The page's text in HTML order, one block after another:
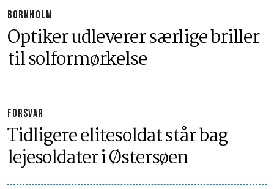
BORNHOLM
Optiker udleverer særlige briller
til solformørkelse
FORSVAR
Tidligere elitesoldat står bag
lejesoldater i Østersøen